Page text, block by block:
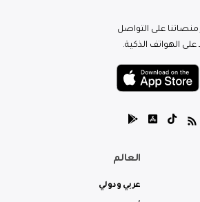
على التواصل
الهواتف الذكية.
العالم
عربي ودولي